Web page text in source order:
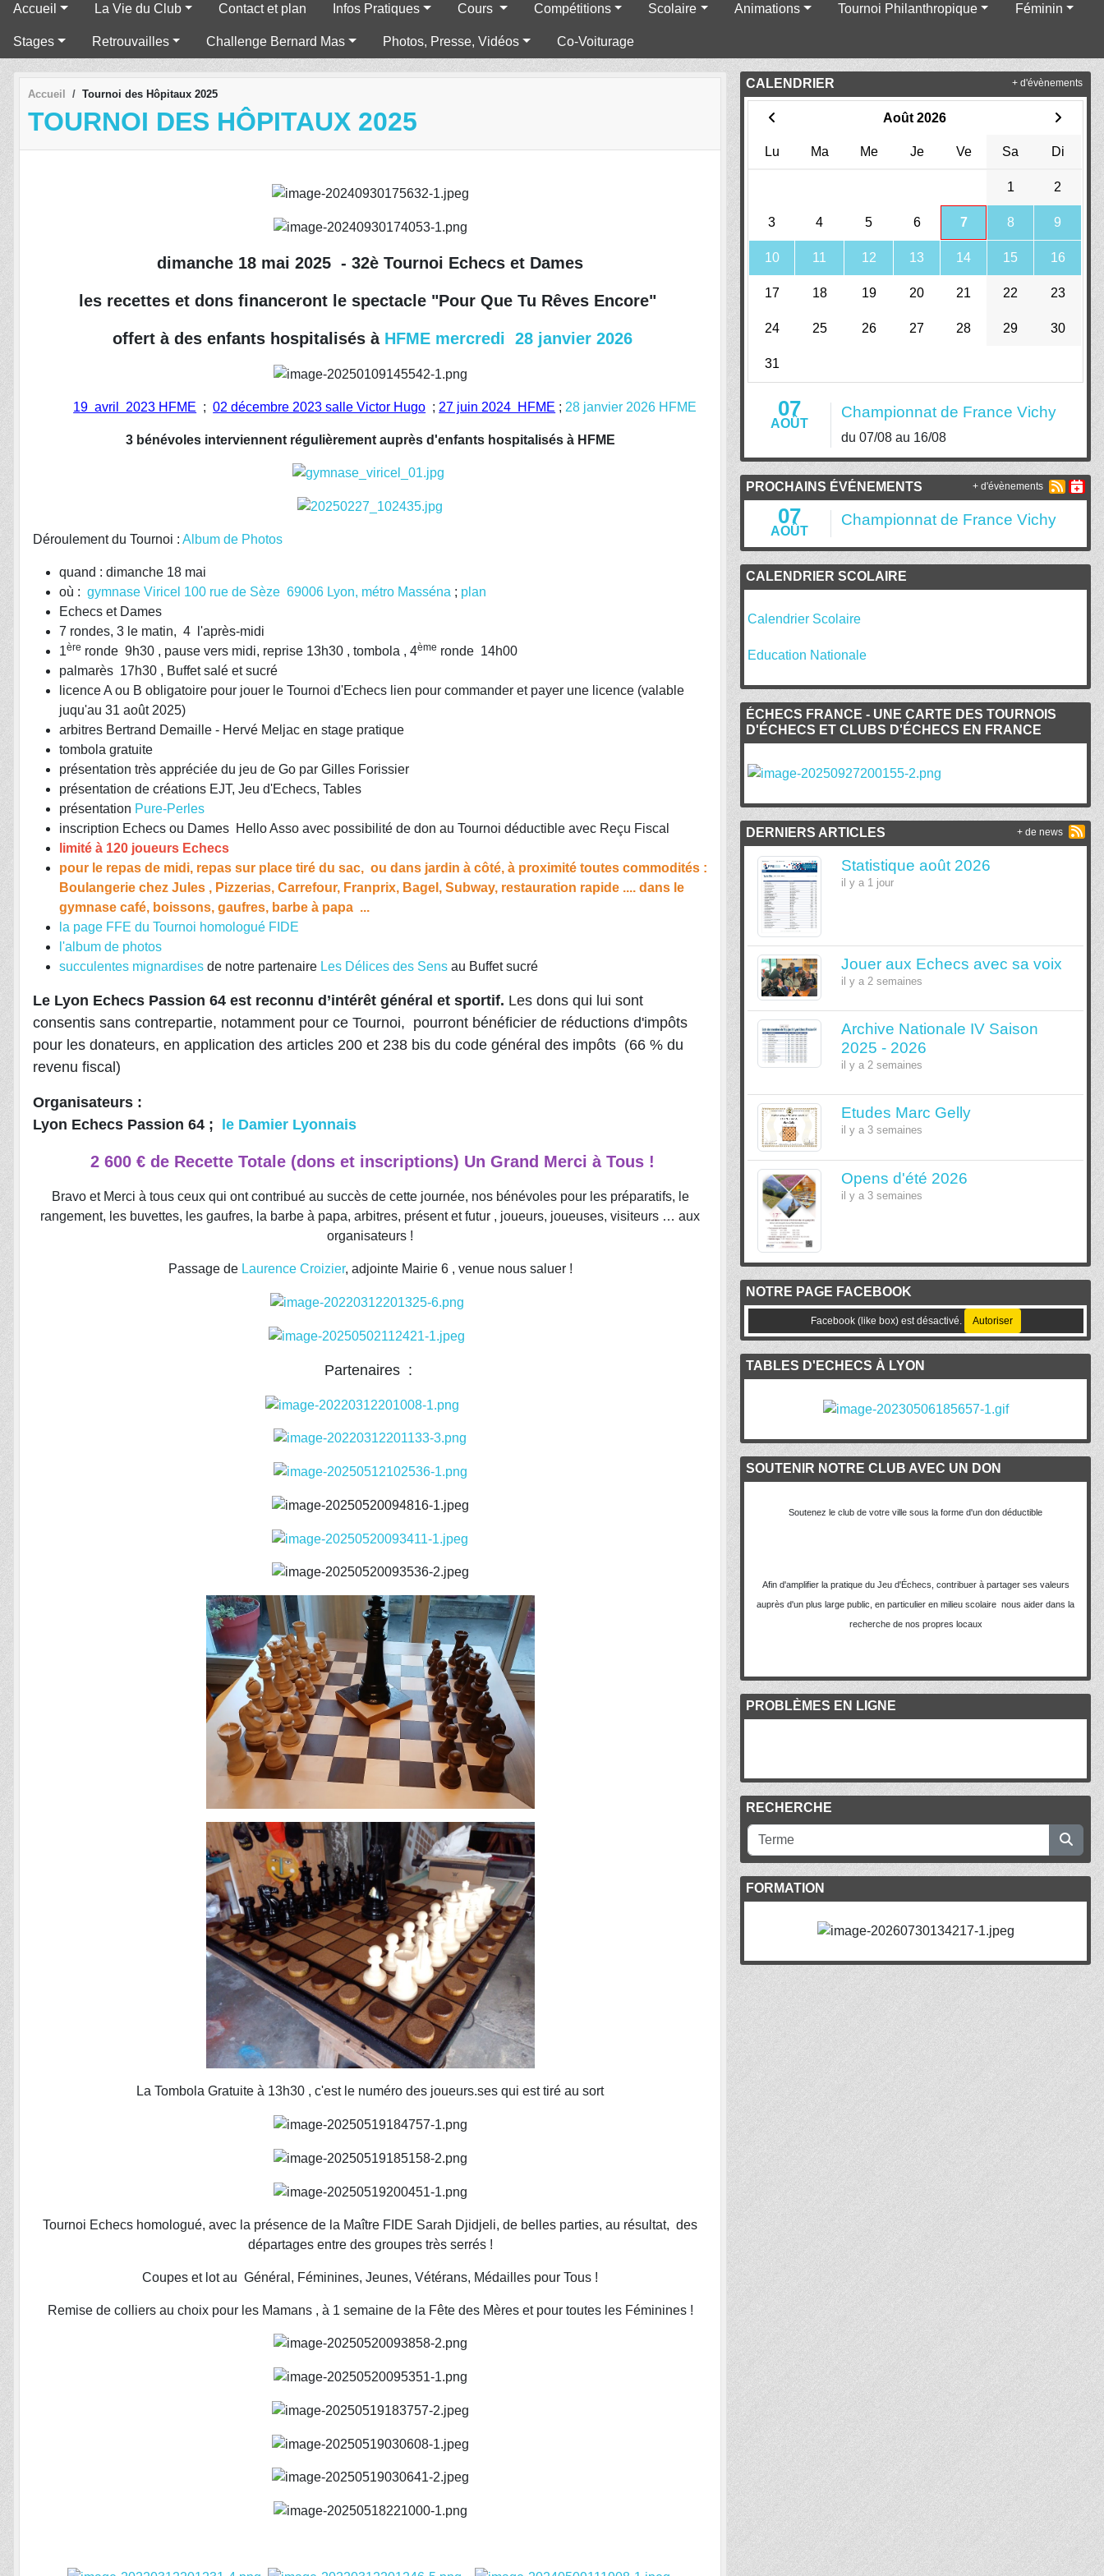
Accueil La Vie du Club Contact et plan Infos Pratiques Cours Compétitions Scolaire Animations Tournoi Philanthropique Féminin
Stages Retrouvailles Challenge Bernard Mas Photos, Presse, Vidéos Co-Voiturage
Accueil Tournoi des Hôpitaux 2025
TOURNOI DES HÔPITAUX 2025
dimanche 18 mai 2025 - 32è Tournoi Echecs et Dames
les recettes et dons financeront le spectacle "Pour Que Tu Rêves Encore"
offert à des enfants hospitalisés à HFME mercredi 28 janvier 2026
19 avril 2023 HFME ;02 décembre 2023 salle Victor Hugo ; 27 juin 2024 HFME ; 28 janvier 2026 HFME
3 bénévoles interviennent régulièrement auprès d'enfants hospitalisés à HFME
Déroulement du Tournoi : Album de Photos
quand : dimanche 18 mai
où : gymnase Viricel 100 rue de Sèze 69006 Lyon, métro Masséna ; plan
Echecs et Dames
7 rondes, 3 le matin, 4 l'après-midi
1ère ronde 9h30 , pause vers midi, reprise 13h30 , tombola , 4ème ronde 14h00
palmarès 17h30 , Buffet salé et sucré
licence A ou B obligatoire pour jouer le Tournoi d'Echecs lien pour commander et payer une licence (valable
juqu'au 31 août 2025)
arbitres Bertrand Demaille - Hervé Meljac en stage pratique
tombola gratuite
présentation très appréciée du jeu de Go par Gilles Forissier
présentation de créations EJT, Jeu d'Echecs, Tables
présentation Pure-Perles
inscription Echecs ou Dames Hello Asso avec possibilité de don au Tournoi déductible avec Reçu Fiscal
limité à 120 joueurs Echecs
pour le repas de midi, repas sur place tiré du sac, ou dans jardin à côté, à proximité toutes commodités :
Boulangerie chez Jules , Pizzerias, Carrefour, Franprix, Bagel, Subway, restauration rapide .... dans le
gymnase café, boissons, gaufres, barbe à papa ...
la page FFE du Tournoi homologué FIDE
l'album de photos
succulentes mignardises de notre partenaire Les Délices des Sens au Buffet sucré
Le Lyon Echecs Passion 64 est reconnu d’intérêt général et sportif. Les dons qui lui sont
consentis sans contrepartie, notamment pour ce Tournoi, pourront bénéficier de réductions d'impôts
pour les donateurs, en application des articles 200 et 238 bis du code général des impôts (66 % du
revenu fiscal)
Organisateurs :
Lyon Echecs Passion 64 ;
le Damier Lyonnais
2 600 € de Recette Totale (dons et inscriptions) Un Grand Merci à Tous !
Bravo et Merci à tous ceux qui ont contribué au succès de cette journée, nos bénévoles pour les préparatifs, le
rangement, les buvettes, les gaufres, la barbe à papa, arbitres, présent et futur , joueurs, joueuses, visiteurs … aux
organisateurs !
Passage de Laurence Croizier, adjointe Mairie 6 , venue nous saluer !
Partenaires :
La Tombola Gratuite à 13h30 , c'est le numéro des joueurs.ses qui est tiré au sort
Tournoi Echecs homologué, avec la présence de la Maître FIDE Sarah Djidjeli, de belles parties, au résultat, des
départages entre des groupes très serrés !
Coupes et lot au Général, Féminines, Jeunes, Vétérans, Médailles pour Tous !
Remise de colliers au choix pour les Mamans , à 1 semaine de la Fête des Mères et pour toutes les Féminines !
CALENDRIER
Août 2026
Lu Ma Me Je Ve Sa Di
1 2
3 4 5 6 7 8 9
10 11 12 13 14 15 16
17 18 19 20 21 22 23
24 25 26 27 28 29 30
31
07
AOÛT
Championnat de France Vichy
du 07/08 au 16/08
+ d'évènements
PROCHAINS ÉVÉNEMENTS
07
AOÛT
Championnat de France Vichy
+ d'évènements
CALENDRIER SCOLAIRE
Calendrier Scolaire
Education Nationale
ÉCHECS FRANCE - UNE CARTE DES TOURNOIS
D'ÉCHECS ET CLUBS D'ÉCHECS EN FRANCE
DERNIERS ARTICLES
Statistique août 2026
il y a 1 jour
Jouer aux Echecs avec sa voix
il y a 2 semaines
Archive Nationale IV Saison
2025 - 2026
il y a 2 semaines
Etudes Marc Gelly
il y a 3 semaines
Opens d'été 2026
il y a 3 semaines
+ de news
NOTRE PAGE FACEBOOK
Facebook (like box) est désactivé. Autoriser
TABLES D'ECHECS À LYON
SOUTENIR NOTRE CLUB AVEC UN DON
Soutenez le club de votre ville sous la forme d'un don déductible
Afin d'amplifier la pratique du Jeu d'Échecs, contribuer à partager ses valeurs
auprès d'un plus large public, en particulier en milieu scolaire nous aider dans la
recherche de nos propres locaux
PROBLÈMES EN LIGNE
RECHERCHE
FORMATION